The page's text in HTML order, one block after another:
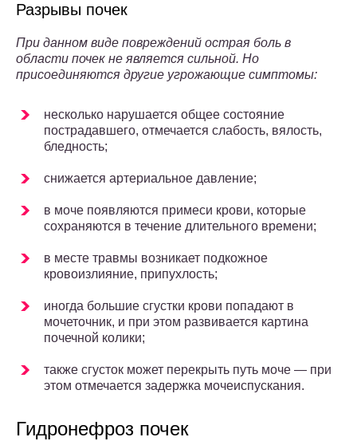
Разрывы почек
При данном виде повреждений острая боль в
области почек не является сильной. Но
присоединяются другие угрожающие симптомы:
несколько нарушается общее состояние
пострадавшего, отмечается слабость, вялость,
бледность;
снижается артериальное давление;
в моче появляются примеси крови, которые
сохраняются в течение длительного времени;
в месте травмы возникает подкожное
кровоизлияние, припухлость;
иногда большие сгустки крови попадают в
мочеточник, и при этом развивается картина
почечной колики;
также сгусток может перекрыть путь моче — при
этом отмечается задержка мочеиспускания.
Гидронефроз почек